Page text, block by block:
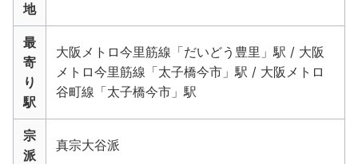
地
最
寄
り
駅
大阪メトロ今里筋線「だいどう豊里」駅 / 大阪
メトロ今里筋線「太子橋今市」駅 / 大阪メトロ
谷町線「太子橋今市」駅
宗
派
真宗大谷派